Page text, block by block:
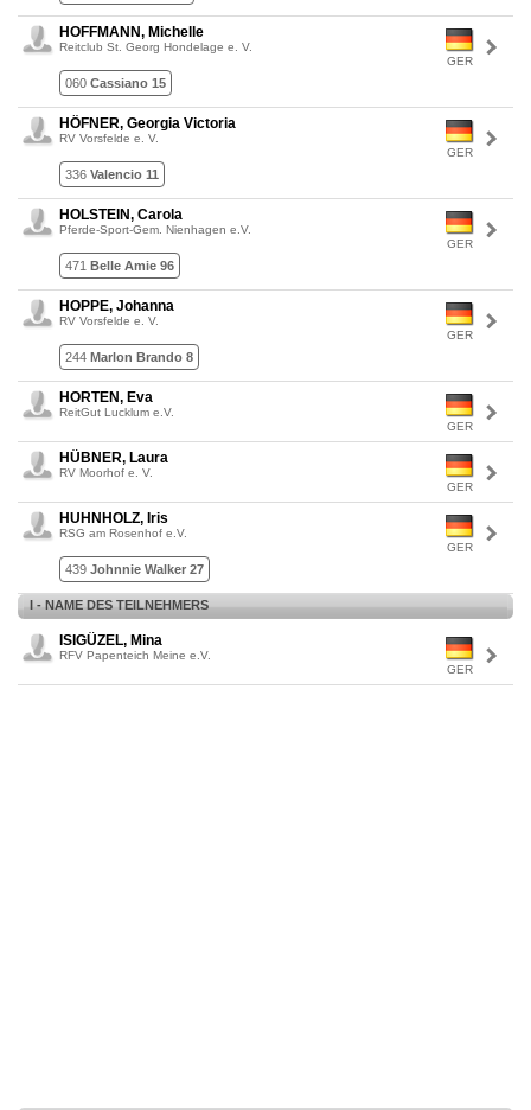
GER
HOFFMANN, Michelle
Reitclub St. Georg Hondelage e. V.
060 Cassiano 15
GER
HÖFNER, Georgia Victoria
RV Vorsfelde e. V.
336 Valencio 11
GER
HOLSTEIN, Carola
Pferde-Sport-Gem. Nienhagen e.V.
471 Belle Amie 96
GER
HOPPE, Johanna
RV Vorsfelde e. V.
244 Marlon Brando 8
GER
HORTEN, Eva
ReitGut Lucklum e.V.
GER
HÜBNER, Laura
RV Moorhof e. V.
GER
HUHNHOLZ, Iris
RSG am Rosenhof e.V.
439 Johnnie Walker 27
I - NAME DES TEILNEHMERS
GER
ISIGÜZEL, Mina
RFV Papenteich Meine e.V.